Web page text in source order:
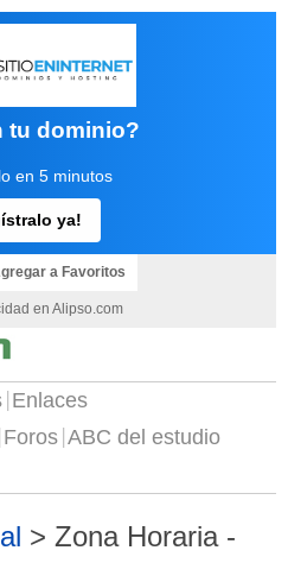
tu dominio?
en 5 minutos
ya!
a Favoritos
en Alipso.com
Enlaces
Foros ABC del estudio
> Zona Horaria -